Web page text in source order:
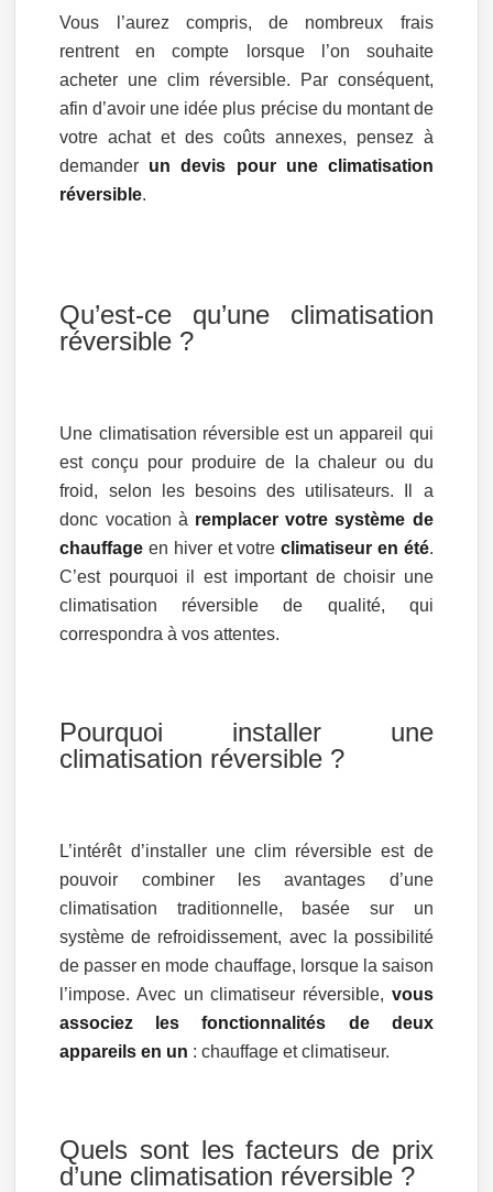
Vous l’aurez compris, de nombreux frais
rentrent en compte lorsque l’on souhaite
acheter une clim réversible. Par conséquent,
afin d’avoir une idée plus précise du montant de
votre achat et des coûts annexes, pensez à
demander un devis pour une climatisation
réversible.
Qu’est-ce qu’une climatisation
réversible ?
Une climatisation réversible est un appareil qui
est conçu pour produire de la chaleur ou du
froid, selon les besoins des utilisateurs. Il a
donc vocation à remplacer votre système de
chauffage en hiver et votreclimatiseur en été.
C’est pourquoi il est important de choisir une
climatisation réversible de qualité, qui
correspondra à vos attentes.
Pourquoi installer une
climatisation réversible ?
L’intérêt d’installer une clim réversible est de
pouvoir combiner les avantages d’une
climatisation traditionnelle, basée sur un
système de refroidissement, avec la possibilité
de passer en mode chauffage, lorsque la saison
l’impose. Avec un climatiseur réversible, vous
associez les fonctionnalités de deux
appareils en un : chauffage et climatiseur.
Quels sont les facteurs de prix
d’une climatisation réversible ?